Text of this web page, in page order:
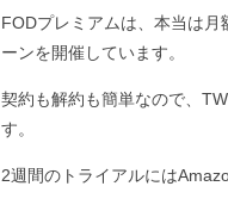
FODプレミアムは、本当は
ーンを開催しています。
契約も解約も簡単なので、
す。
2週間のトライアルには